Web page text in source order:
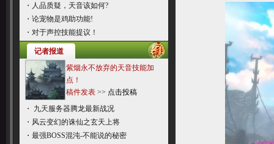
・ 人品质疑，天音该如何?
・论宠物是鸡助功能!
・对于声控技能提议！
记者报道
紫烟永不放弃的天音技能加
点！
稿件发表>> 点击投稿
・
九天服务器腾龙最新战况
・ 风云变幻的诛仙之玄天上将
・最强BOSS混沌-不能说的秘密